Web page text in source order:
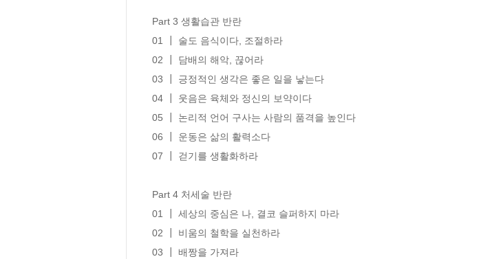
Part 3 생활습관 반란
01 ┃ 술도 음식이다, 조절하라
02 ┃ 담배의 해악, 끊어라
03 ┃ 긍정적인 생각은 좋은 일을 낳는다
04 ┃ 웃음은 육체와 정신의 보약이다
05 ┃ 논리적 언어 구사는 사람의 품격을 높인다
06 ┃ 운동은 삶의 활력소다
07 ┃ 걷기를 생활화하라
Part 4 처세술 반란
01 ┃ 세상의 중심은 나, 결코 슬퍼하지 마라
02 ┃ 비움의 철학을 실천하라
03 ┃ 배짱을 가져라